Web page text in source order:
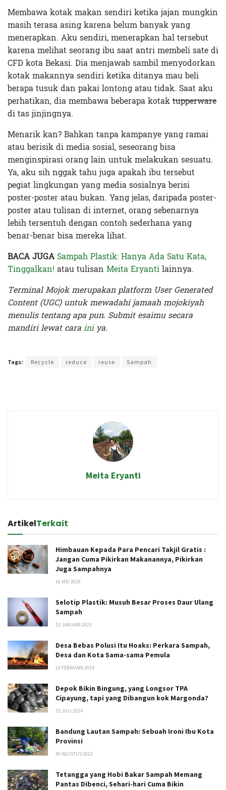
Membawa kotak makan sendiri ketika jajan mungkin
masih terasa asing karena belum banyak yang
menerapkan. Aku sendiri, menerapkan hal tersebut
karena melihat seorang ibu saat antri membeli sate di
CFD kota Bekasi. Dia menjawab sambil menyodorkan
kotak makannya sendiri ketika ditanya mau beli
berapa tusuk dan pakai lontong atau tidak. Saat aku
perhatikan, dia membawa beberapa kotaktupperware
di tas jinjingnya.
Menarik kan? Bahkan tanpa kampanye yang ramai
atau berisik di media sosial, seseorang bisa
menginspirasi orang lain untuk melakukan sesuatu.
Ya, aku sih nggak tahu juga apakah ibu tersebut
pegiat lingkungan yang media sosialnya berisi
poster-poster atau bukan. Yang jelas, daripada poster-
poster atau tulisan di internet, orang sebenarnya
lebih tersentuh dengan contoh sederhana yang
benar-benar bisa mereka lihat.
BACA JUGA Sampah Plastik: Hanya Ada Satu Kata,
Tinggalkan! atau tulisan Meita Eryantilainnya.
Terminal Mojok merupakan platform User Generated
Content (UGC) untuk mewadahi jamaah mojokiyah
menulis tentang apa pun. Submit esaimu secara
mandiri lewat carainiya.
Tags: Recycle reduce reuse Sampah
Meita Eryanti
ArtikelTerkait
Himbauan Kepada Para Pencari Takjil Gratis :
Jangan Cuma Pikirkan Makanannya, Pikirkan
Juga Sampahnya
16 MEI 2019
Selotip Plastik: Musuh Besar Proses Daur Ulang
Sampah
13 JANUARI 2023
Desa Bebas Polusi Itu Hoaks: Perkara Sampah,
Desa dan Kota Sama-sama Pemula
15 FEBRUARI 2024
Depok Bikin Bingung, yang Longsor TPA
Cipayung, tapi yang Dibangun kok Margonda?
15 JULI 2024
Bandung Lautan Sampah: Sebuah Ironi Ibu Kota
Provinsi
30 AGUSTUS 2023
Tetangga yang Hobi Bakar Sampah Memang
Pantas Dibenci, Sehari-hari Cuma Bikin